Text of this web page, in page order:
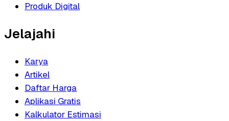
Produk Digital
Jelajahi
Karya
Artikel
Daftar Harga
Aplikasi Gratis
Kalkulator Estimasi